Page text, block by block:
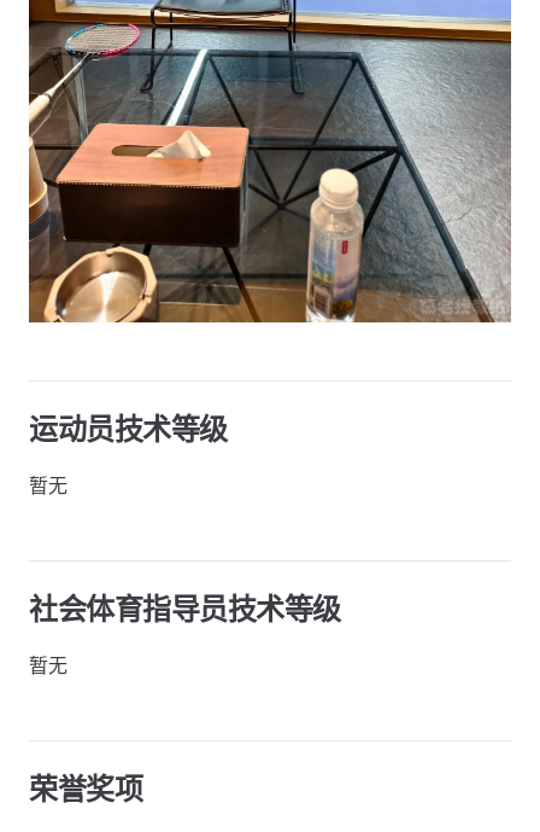
运动员技术等级
暂无
社会体育指导员技术等级
暂无
荣誉奖项